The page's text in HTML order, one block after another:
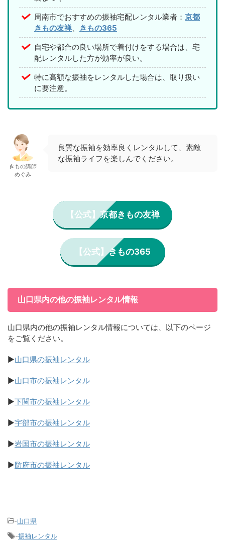
周南市でおすすめの振袖宅配レンタル業者： 京都
きもの友禅
きもの365
自宅や都合の良い場所で着付けをする場合は、宅
配レンタルした方が効率が良い。
特に高額な振袖をレンタルした場合は、取り扱い
に要注意。
きもの講師
めぐみ
良質な振袖を効率良くレンタルして、素敵
な振袖ライフを楽しんでください。
【公式】京都きもの友禅
【公式】きもの365
山口県内の他の振袖レンタル情報
山口県内の他の振袖レンタル情報については、以下のページ
をご覧ください。
▶山口県の振袖レンタル
▶山口市の振袖レンタル
▶下関市の振袖レンタル
▶宇部市の振袖レンタル
▶岩国市の振袖レンタル
▶防府市の振袖レンタル
-山口県
-振袖レンタル